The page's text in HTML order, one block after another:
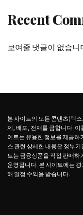
Recent
보여줄 댓글이 없습니
본 사이트의 모든 콘텐츠(텍
제, 배포, 전재를 금합니다. 이
이트는 유용한 정보를 제공하
스 관련 상세한 내용은 정부
트는 금융상품을 직접 판매
운영됩니다. 본 사이트에는
해 일정 수익을 받습니다.